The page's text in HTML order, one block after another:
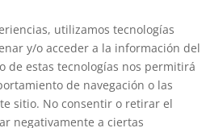
utilizamos tecnologías
y/o acceder a la información del
de estas tecnologías nos permitirá
de navegación o las
sitio. No consentir o retirar el
negativamente a ciertas